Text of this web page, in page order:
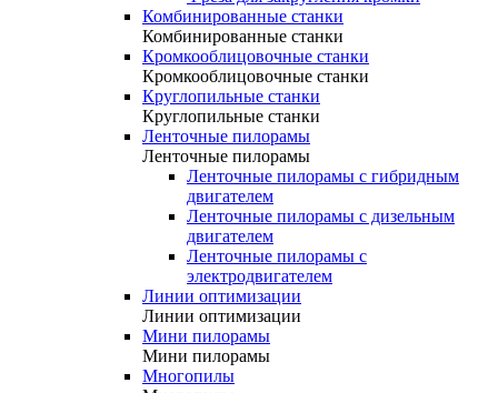
Комбинированные станки
Комбинированные станки
Кромкооблицовочные станки
Кромкооблицовочные станки
Круглопильные станки
Круглопильные станки
Ленточные пилорамы
Ленточные пилорамы
Ленточные пилорамы с гибридным
двигателем
Ленточные пилорамы с дизельным
двигателем
Ленточные пилорамы с
электродвигателем
Линии оптимизации
Линии оптимизации
Мини пилорамы
Мини пилорамы
Многопилы